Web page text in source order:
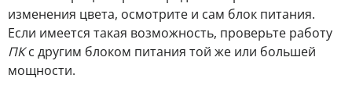
изменения цвета, осмотрите и сам блок питания.
Если имеется такая возможность, проверьте работу
ПКс другим блоком питания той же или большей
мощности.